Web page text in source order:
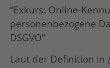
“Exkurs: Online-
personenbezogene
DSGVO”
Laut der Definition in